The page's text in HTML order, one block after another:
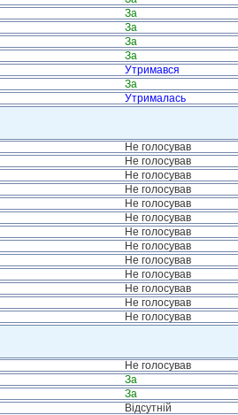
За
За
За
За
Утримався
За
Утрималась
Не голосував
Не голосував
Не голосував
Не голосував
Не голосував
Не голосував
Не голосував
Не голосував
Не голосував
Не голосував
Не голосував
Не голосував
Не голосував
Не голосував
За
За
Відсутній